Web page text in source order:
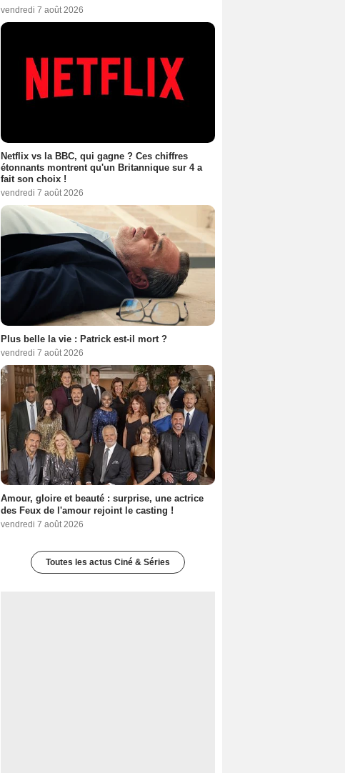
vendredi 7 août 2026
Netflix vs la BBC, qui gagne ? Ces chiffres
étonnants montrent qu'un Britannique sur 4 a
fait son choix !
vendredi 7 août 2026
Plus belle la vie : Patrick est-il mort ?
vendredi 7 août 2026
Amour, gloire et beauté : surprise, une actrice
des Feux de l'amour rejoint le casting !
vendredi 7 août 2026
Toutes les actus Ciné & Séries